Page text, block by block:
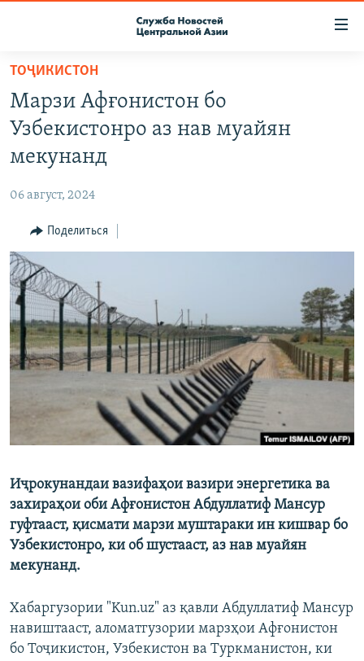
Вернуться
основному
содержанию
главной
навигации
Вернутся
поиску
ПОДПИСКА
НАСТОЯЩЕЕ ВРЕМЯ
МИГРАНТ МЕДИА
ТОҶИКИСТОН
Марзи Афғонистон бо
Узбекистонро аз нав муайян
мекунанд
06 август, 2024
Поделиться
Иҷрокунандаи вазифаҳои вазири энергетика ва
захираҳои оби Афғонистон Абдуллатиф Мансур
гуфтааст, қисмати марзи муштараки ин кишвар бо
Узбекистонро, ки об шустааст, аз нав муайян
мекунанд.
Хабаргузории "Kun.uz" аз қавли Абдуллатиф Мансур
навиштааст, аломатгузории марзҳои Афғонистон
бо Тоҷикистон, Узбекистон ва Туркманистон, ки